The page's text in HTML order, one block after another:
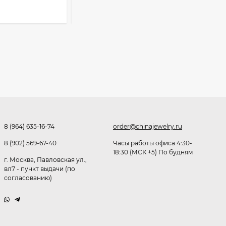
Очки P96375
8 (964) 635-16-74
8 (902) 569-67-40
г. Москва, Павловская ул.,
вл7 - пункт выдачи (по
согласованию)
order@chinajewelry.ru
Часы работы офиса 4:30-
18:30 (МСК +5) По будням